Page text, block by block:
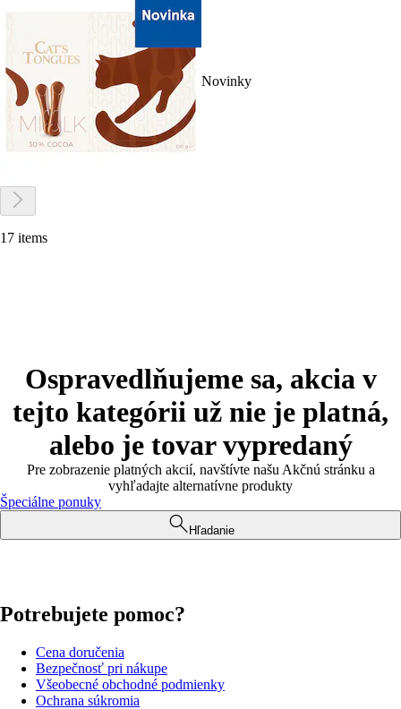
Novinky
17 items
Ospravedlňujeme sa, akcia v
tejto kategórii už nie je platná,
alebo je tovar vypredaný
Pre zobrazenie platných akcií, navštívte našu Akčnú stránku a
vyhľadajte alternatívne produkty
Špeciálne ponuky
Hľadanie
Potrebujete pomoc?
Cena doručenia
Bezpečnosť pri nákupe
Všeobecné obchodné podmienky
Ochrana súkromia